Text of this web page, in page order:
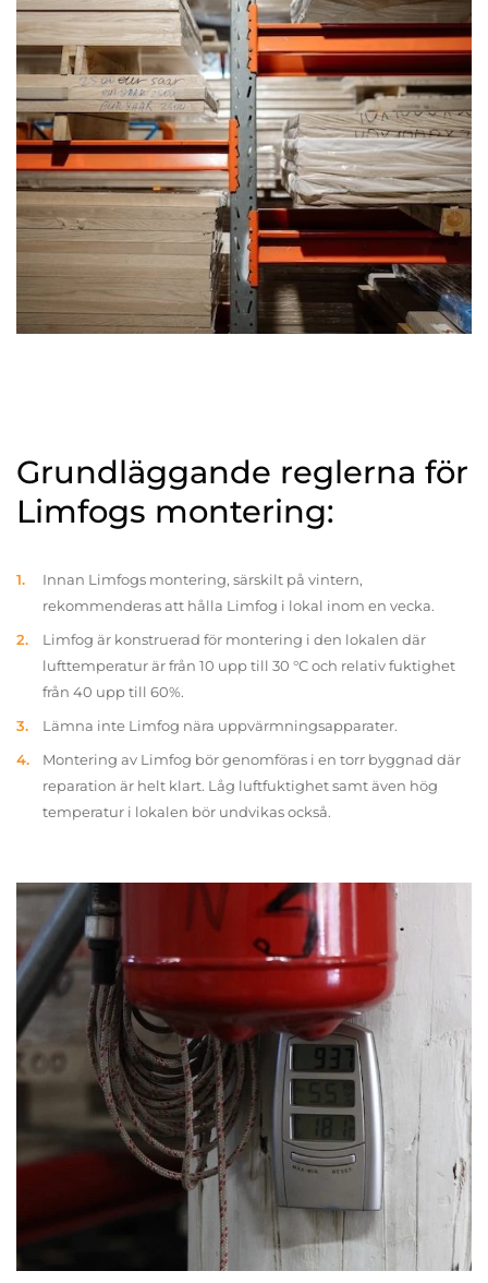
Grundläggande reglerna för
Limfogs montering:
Innan Limfogs montering, särskilt på vintern,
rekommenderas att hålla Limfog i lokal inom en vecka.
Limfog är konstruerad för montering i den lokalen där
lufttemperatur är från 10 upp till 30 °C och relativ fuktighet
från 40 upp till 60%.
Lämna inte Limfog nära uppvärmningsapparater.
Montering av Limfog bör genomföras i en torr byggnad där
reparation är helt klart. Låg luftfuktighet samt även hög
temperatur i lokalen bör undvikas också.